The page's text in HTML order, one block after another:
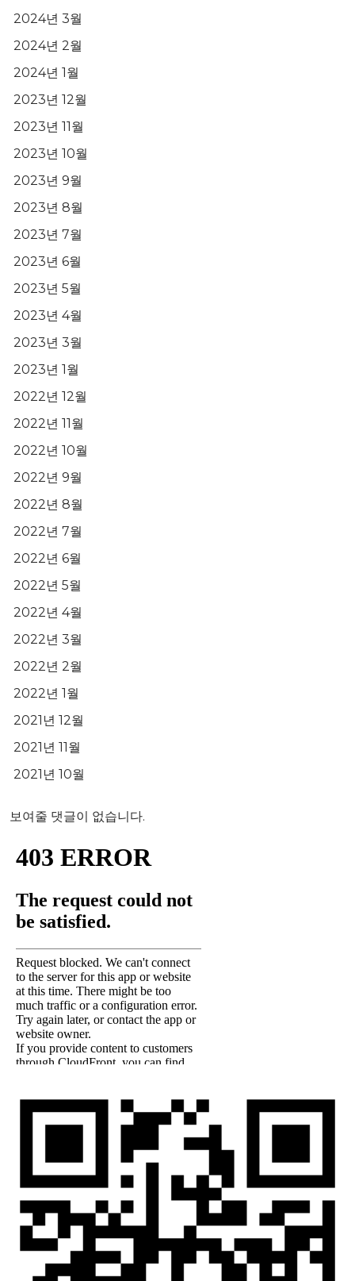
2024년 3월
2024년 2월
2024년 1월
2023년 12월
2023년 11월
2023년 10월
2023년 9월
2023년 8월
2023년 7월
2023년 6월
2023년 5월
2023년 4월
2023년 3월
2023년 1월
2022년 12월
2022년 11월
2022년 10월
2022년 9월
2022년 8월
2022년 7월
2022년 6월
2022년 5월
2022년 4월
2022년 3월
2022년 2월
2022년 1월
2021년 12월
2021년 11월
2021년 10월
보여줄 댓글이 없습니다.